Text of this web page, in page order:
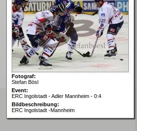
Fotograf:
Stefan Bösl
Event:
ERC Ingolstadt - Adler Mannheim - 0:4
Bildbeschreibung:
ERC Ingolstadt -Mannheim